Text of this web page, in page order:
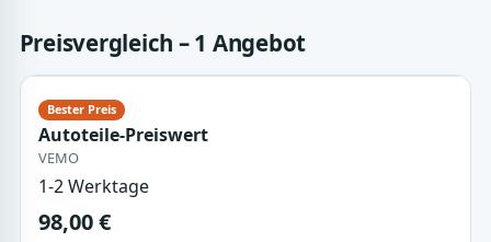
Preisvergleich – 1 Angebot
Autoteile-Preiswert
VEMO
1-2 Werktage
98,00 €